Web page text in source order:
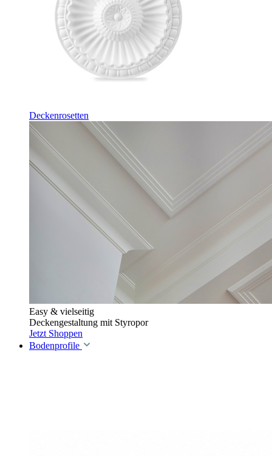
Deckenrosetten
Easy & vielseitig
Deckengestaltung mit Styropor
Jetzt Shoppen
Bodenprofile